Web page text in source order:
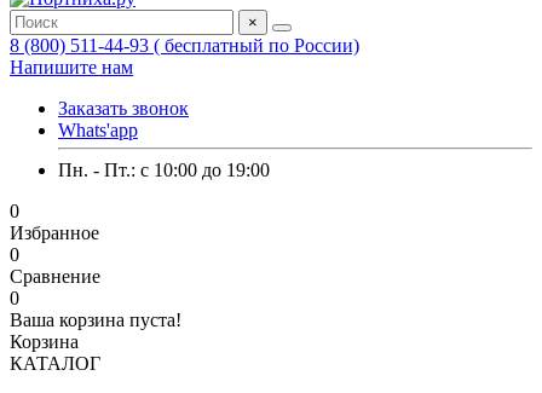
×
8 (800) 511-44-93 ( бесплатный по России)
Напишите нам
Заказать звонок
Whats'app
Пн. - Пт.: c 10:00 до 19:00
0
Избранное
0
Сравнение
0
Ваша корзина пуста!
Корзина
КАТАЛОГ